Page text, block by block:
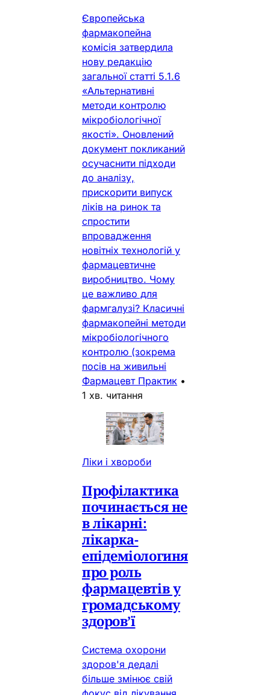
Європейська
фармакопейна
комісія затвердила
нову редакцію
загальної статті 5.1.6
«Альтернативні
методи контролю
мікробіологічної
якості». Оновлений
документ покликаний
осучаснити підходи
до аналізу,
прискорити випуск
ліків на ринок та
спростити
впровадження
новітніх технологій у
фармацевтичне
виробництво. Чому
це важливо для
фармгалузі? Класичні
фармакопейні методи
мікробіологічного
контролю (зокрема
посів на живильні
Фармацевт Практик •
1 хв. читання
Ліки і хвороби
Профілактика
починається не
в лікарні:
лікарка-
епідеміологиня
про роль
фармацевтів у
громадському
здоров’ї
Система охорони
здоров'я дедалі
більше змінює свій